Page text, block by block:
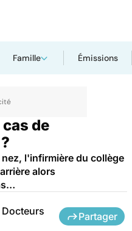
Famille Émissions
de
l'infirmière du collège
alors
Partager